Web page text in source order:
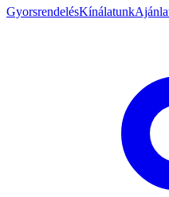
GyorsrendelésKínálatunk